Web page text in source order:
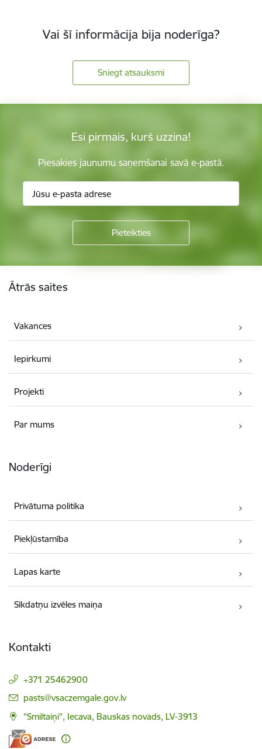
Vai šī informācija bija noderīga?
Sniegt atsauksmi
Esi pirmais, kurš uzzina!
Piesakies jaunumu saņemšanai savā e-pastā.
Ātrās saites
Vakances
Iepirkumi
Projekti
Par mums
Noderīgi
Privātuma politika
Piekļūstamība
Lapas karte
Sīkdatņu izvēles maiņa
Kontakti
+371 25462900
E-pasts:
pasts@vsaczemgale.gov.lv
"Smiltaiņi", Iecava, Bauskas novads, LV-3913